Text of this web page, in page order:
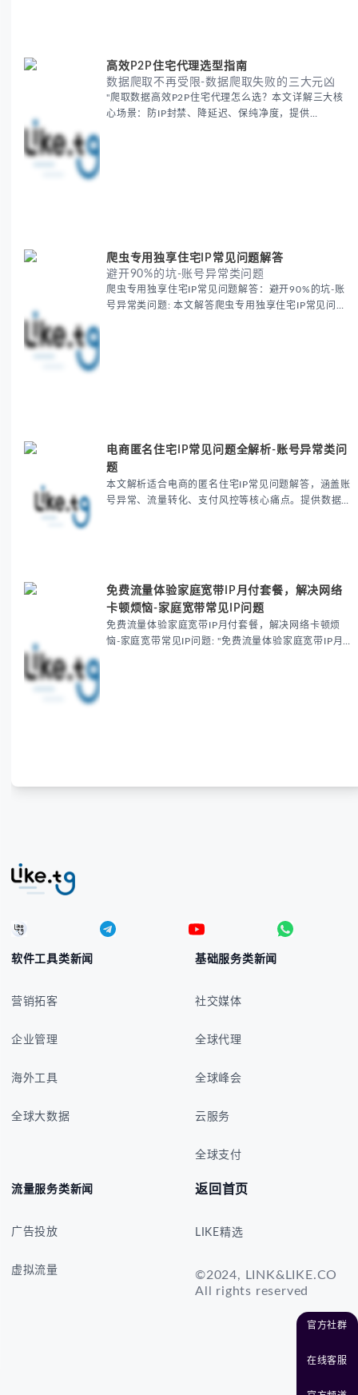
官方社群
在线客服
高效P2P住宅代理选型指南
数据爬取不再受限-数据爬取失败的三大元凶
"爬取数据高效P2P住宅代理怎么选？本文详解三大核
心场景：防IP封禁、降延迟、保纯净度，提供
爬虫专用独享住宅IP常见问题解答
避开90%的坑-账号异常类问题
爬虫专用独享住宅IP常见问题解答：避开90%的坑-账
号异常类问题: 本文解答爬虫专用独享住宅IP常见问
电商匿名住宅IP常见问题全解析-账号异常类问
题
本文解析适合电商的匿名住宅IP常见问题解答，涵盖账
号异常、流量转化、支付风控等核心痛点。提供数据中
免费流量体验家庭宽带IP月付套餐，解决网络
卡顿烦恼-家庭宽带常见IP问题
免费流量体验家庭宽带IP月付套餐，解决网络卡顿烦
恼-家庭宽带常见IP问题: "免费流量体验家庭宽带IP月
软件工具类新闻
营销拓客
企业管理
海外工具
全球大数据
基础服务类新闻
社交媒体
全球代理
全球峰会
云服务
全球支付
流量服务类新闻
广告投放
虚拟流量
返回首页
LIKE精选
©2024, LINK&LIKE.CO
All rights reserved